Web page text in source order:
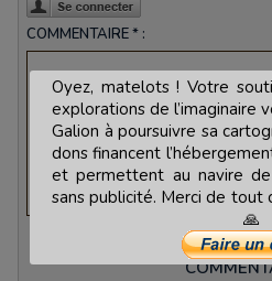
COMMENTAIRE * :
VOUS DEVEZ VOUS
Oyez, matelots ! Votre
explorations de l’imaginaire
Galion à poursuivre sa
dons financent
et permettent au navire
sans publicité. Merci de
🙏